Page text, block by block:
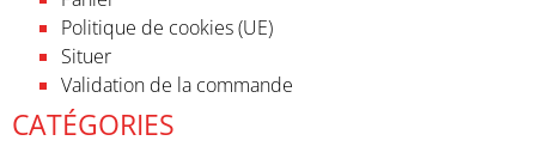
Politique de cookies (UE)
Situer
Validation de la commande
CATÉGORIES